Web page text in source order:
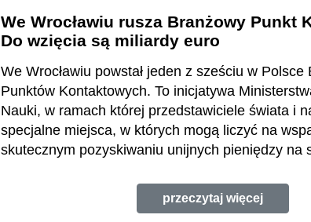
We Wrocławiu rusza Branżowy Punkt
Do wzięcia są miliardy euro
We Wrocławiu powstał jeden z sześciu w Polsce
Punktów Kontaktowych. To inicjatywa
Nauki, w ramach której przedstawiciele świata i
specjalne miejsca, w których mogą liczyć na
skutecznym pozyskiwaniu unijnych pieniędzy na
przeczytaj więcej